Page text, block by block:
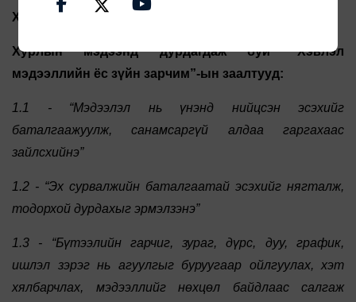
Хавсралт
Хурлын мэдээнд дурдагдаж буй “Хэвлэл
мэдээллийн ёс зүйн зарчим”-ын заалтууд:
1.1 - “Мэдээлэл нь үнэнд нийцсэн эсэхийг
баталгаажуулж, санамсаргүй алдаа гаргахаас
зайлсхийнэ”
1.2 - “Эх сурвалжийн баталгаатай эсэхийг нягталж,
тодорхой дурдахыг эрмэлзэнэ”
1.3 - “Бүтээлийн гарчиг, зураг, дүрс, дуу, график,
ишлэл зэрэг нь агуулгыг буруугаар ойлгуулах, хэт
хялбарчлах, мэдээллийг нөхцөл байдлаас салгаж